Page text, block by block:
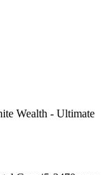
Wealth - Ultimate